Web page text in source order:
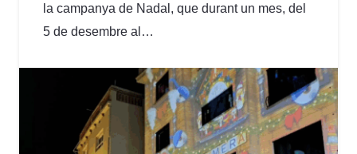
la campanya de Nadal, que durant un mes, del
5 de desembre al…